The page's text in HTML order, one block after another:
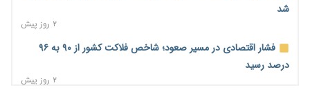
شد
۲ روز پیش
فشار اقتصادی در مسیر صعود؛ شاخص فلاکت کشور از ۹۰ به ۹۶
درصد رسید
۲ روز پیش